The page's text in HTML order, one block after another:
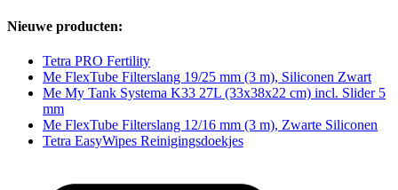
Nieuwe producten:
Tetra PRO Fertility
Me FlexTube Filterslang 19/25 mm (3 m), Siliconen Zwart
Me My Tank Systema K33 27L (33x38x22 cm) incl. Slider 5
mm
Me FlexTube Filterslang 12/16 mm (3 m), Zwarte Siliconen
Tetra EasyWipes Reinigingsdoekjes